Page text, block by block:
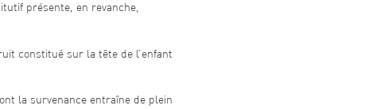
présente, en revanche,
constitué sur la tête de l’enfant
la survenance entraîne de plein